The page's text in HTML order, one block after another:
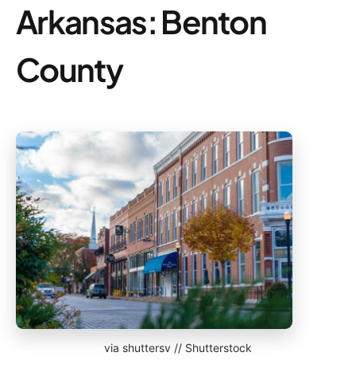
Arkansas: Benton
County
via shuttersv // Shutterstock